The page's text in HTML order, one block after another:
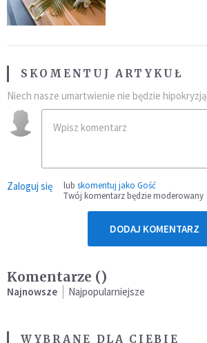
SKOMENTUJ ARTYKUŁ
Niech nasze umartwienie nie będzie hipokryzją
Zaloguj się lub skomentuj jako Gość
Twój komentarz będzie moderowany
DODAJ KOMENTARZ
Komentarze ()
Najnowsze Najpopularniejsze
WYBRANE DLA CIEBIE